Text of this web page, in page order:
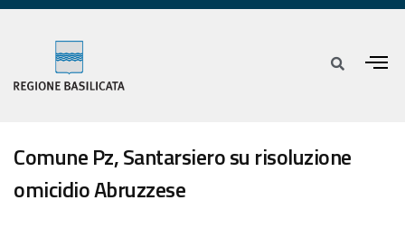
Comune Pz, Santarsiero su risoluzione
omicidio Abruzzese